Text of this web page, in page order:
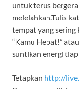
untuk terus
melelahkan.Tulis
tempat yang sering
“Kamu Hebat!”
suntikan energi
Tetapkan http://